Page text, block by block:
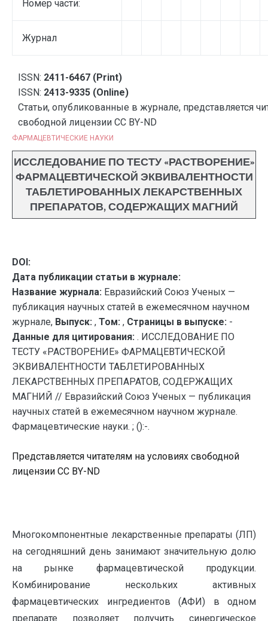
Номер части:
Журнал
ISSN: 2411-6467 (Print)
ISSN: 2413-9335 (Online)
Статьи, опубликованные в журнале, представляется
свободной лицензии CC BY-ND
ФАРМАЦЕВТИЧЕСКИЕ НАУКИ
ИССЛЕДОВАНИЕ ПО ТЕСТУ «РАСТВОРЕНИЕ»
ФАРМАЦЕВТИЧЕСКОЙ ЭКВИВАЛЕНТНОСТИ
ТАБЛЕТИРОВАННЫХ ЛЕКАРСТВЕННЫХ
ПРЕПАРАТОВ, СОДЕРЖАЩИХ МАГНИЙ
DOI:
Дата публикации статьи в журнале:
Название журнала: Евразийский Союз Ученых —
публикация научных статей в ежемесячном научном
журнале, Выпуск: , Том: , Страницы в выпуске: -
Данные для цитирования: . ИССЛЕДОВАНИЕ ПО
ТЕСТУ «РАСТВОРЕНИЕ» ФАРМАЦЕВТИЧЕСКОЙ
ЭКВИВАЛЕНТНОСТИ ТАБЛЕТИРОВАННЫХ
ЛЕКАРСТВЕННЫХ ПРЕПАРАТОВ, СОДЕРЖАЩИХ
МАГНИЙ // Евразийский Союз Ученых — публикация
научных статей в ежемесячном научном журнале.
Фармацевтические науки. ; ():-.
Представляется читателям на условиях свободной
лицензии CC BY-ND
Многокомпонентные лекарственные препараты (ЛП)
на сегодняшний день занимают значительную долю
на рынке фармацевтической продукции.
Комбинирование нескольких активных
фармацевтических ингредиентов (АФИ) в одном
препарате позволяет получить синергическое